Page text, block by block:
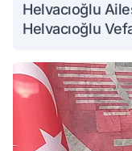
Helvacıoğlu
Helvacıoğlu